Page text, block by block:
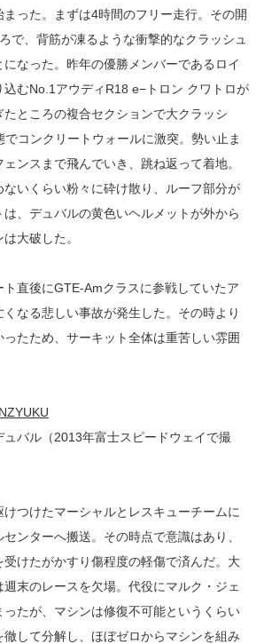
った。まずは4時間のフリー走行。その開
で、背筋が凍るような衝撃的なクラッシュ
なった。昨年の優勝メンバーであるロイ
込むNo.1アウディR18 e−トロン クワトロが
ところの複合セクションで大クラッシ
でコンクリートウォールに激突。勢い止ま
ンスまで飛んでいき、跳ね返って着地。
ないくらい粉々に砕け散り、ルーフ部分が
、デュバルの黄色いヘルメットが外から
大破した。
直後にGTE-Amクラスに参戦していたア
なる悲しい事故が発生した。その時より
たため、サーキット全体は重苦しい雰囲
ュバル（2013年富士スピードウェイで撮
つけたマーシャルとレスキューチームに
ンターへ搬送。その時点で意識はあり、
けたがかすり傷程度の軽傷で済んだ。大
末のレースを欠場。代役にマルク・ジェ
たが、マシンは修復不可能というくらい
して分解し、ほぼゼロからマシンを組み